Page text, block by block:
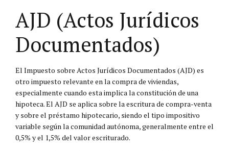
AJD (Actos Jurídicos
Documentados)
El Impuesto sobre Actos Jurídicos Documentados (AJD) es
otro impuesto relevante en la compra de viviendas,
especialmente cuando esta implica la constitución de una
hipoteca. El AJD se aplica sobre la escritura de compra-venta
y sobre el préstamo hipotecario, siendo el tipo impositivo
variable según la comunidad autónoma, generalmente entre el
0,5% y el 1,5% del valor escriturado.